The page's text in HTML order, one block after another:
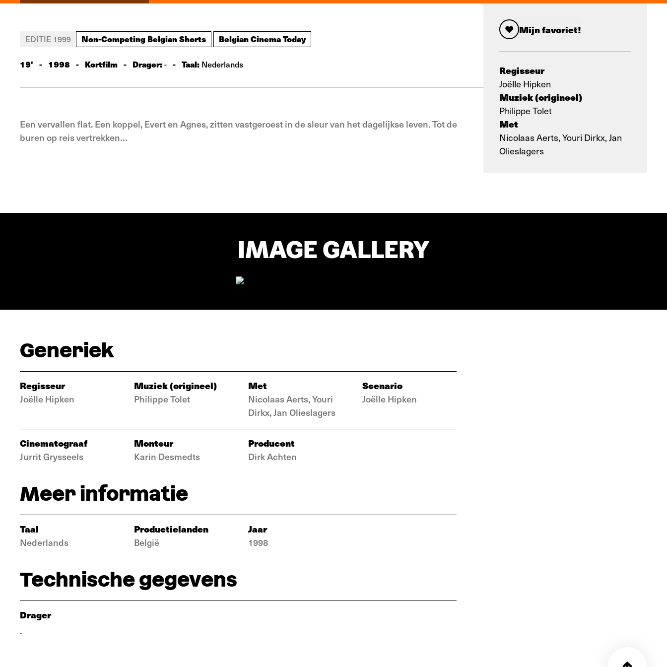
Mijn favoriet!
Regisseur
Joëlle Hipken
Muziek (origineel)
Philippe Tolet
Met
Nicolaas Aerts, Youri Dirkx, Jan
Olieslagers
EDITIE 1999 Non-Competing Belgian Shorts Belgian Cinema Today
19' - 1998 - Kortfilm - Drager:- - Taal: Nederlands
Een vervallen flat. Een koppel, Evert en Agnes, zitten vastgeroest in de sleur van het dagelijkse leven. Tot de
buren op reis vertrekken…
IMAGE GALLERY
Generiek
Regisseur
Joëlle Hipken
Muziek (origineel)
Philippe Tolet
Met
Nicolaas Aerts, Youri
Dirkx, Jan Olieslagers
Scenario
Joëlle Hipken
Cinematograaf
Jurrit Grysseels
Monteur
Karin Desmedts
Producent
Dirk Achten
Meer informatie
Taal
Nederlands
Productielanden
België
Jaar
1998
Technische gegevens
Drager
-